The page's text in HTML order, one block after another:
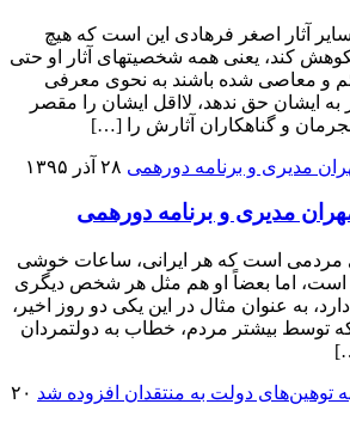
آثار اصغر فرهادی این است که هیچ
کند، یعنی همه شخصیتهای آثار او حتی
و معاصی شده باشند به نحوی معرفی
ایشان حق ندهد، لااقل ایشان را مقصر
و گناهکاران آثارش را […]
۲۸ آذر ۱۳۹۵
مدیری و برنامه دورهمی
مردمی است که هر ایرانی، ساعات خوشی
است، اما بعضاً او هم مثل هر شخص دیگری
به عنوان مثال در این یکی دو روز اخیر،
توسط بیشتر مردم، خطاب به دولتمردان
۲۰